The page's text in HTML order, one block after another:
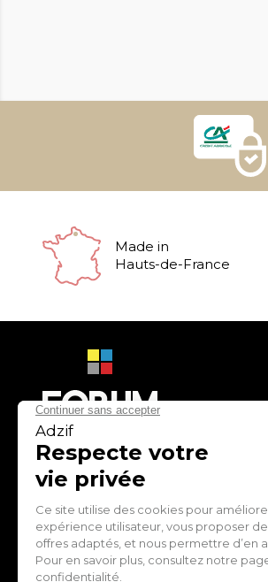
Made in
Hauts-de-France
contact@adzif.biz
ZI de Cantimpré Avenue de
l'Europe CS60014
59400 CAMBRAI - FRANCE